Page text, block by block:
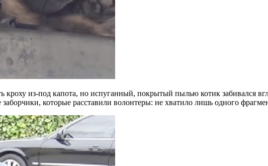
из-под капота, но испуганный, покрытый пылью котик забивался
которые расставили волонтеры: не хватило лишь одного